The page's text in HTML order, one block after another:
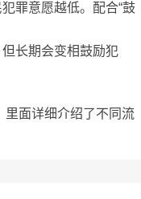
罪意愿越低。配合“鼓
长期会变相鼓励犯
里面详细介绍了不同流